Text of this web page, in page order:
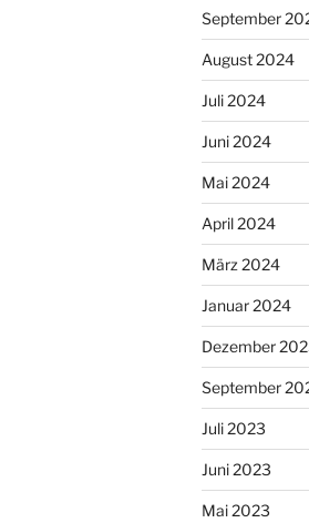
September
August 2024
Juli 2024
Juni 2024
Mai 2024
April 2024
März 2024
Januar 2024
Dezember
September
Juli 2023
Juni 2023
Mai 2023